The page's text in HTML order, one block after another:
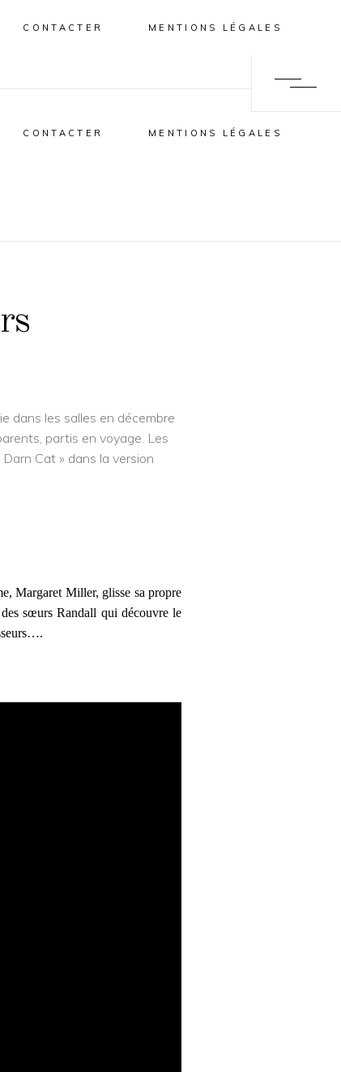
CONTACTER MENTIONS LÉGALES
CONTACTER MENTIONS LÉGALES
dans les salles en décembre
partis en voyage. Les
Cat » dans la version
Margaret Miller, glisse sa propre
sœurs Randall qui découvre le